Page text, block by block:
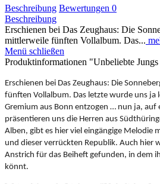
Beschreibung Bewertungen 0
Beschreibung
Erschienen bei Das Zeughaus: Die
mittlerweile fünften Vollalbum. Das...
Menü schließen
Produktinformationen "Unbeliebte
Erschienen bei Das Zeughaus: Die
fünften Vollalbum. Das letzte wurde uns ja
Gremium aus Bonn entzogen … nun ja, auf
präsentieren uns die Herren aus
Alben, gibt es hier viel eingängige Melodie
und dieser verrückten Republik. Auch hier
Anstrich für das Beiheft gefunden, in dem
könnt.